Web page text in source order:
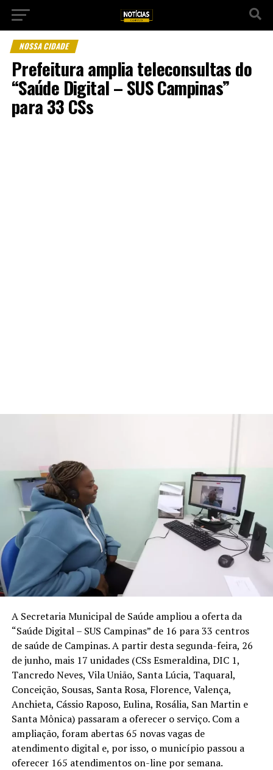
NOSSA CIDADE
Prefeitura amplia teleconsultas do
“Saúde Digital – SUS Campinas”
para 33 CSs
A Secretaria Municipal de Saúde ampliou a oferta da
“Saúde Digital – SUS Campinas” de 16 para 33 centros
de saúde de Campinas. A partir desta segunda-feira, 26
de junho, mais 17 unidades (CSs Esmeraldina, DIC 1,
Tancredo Neves, Vila União, Santa Lúcia, Taquaral,
Conceição, Sousas, Santa Rosa, Florence, Valença,
Anchieta, Cássio Raposo, Eulina, Rosália, San Martin e
Santa Mônica) passaram a oferecer o serviço. Com a
ampliação, foram abertas 65 novas vagas de
atendimento digital e, por isso, o município passou a
oferecer 165 atendimentos on-line por semana.